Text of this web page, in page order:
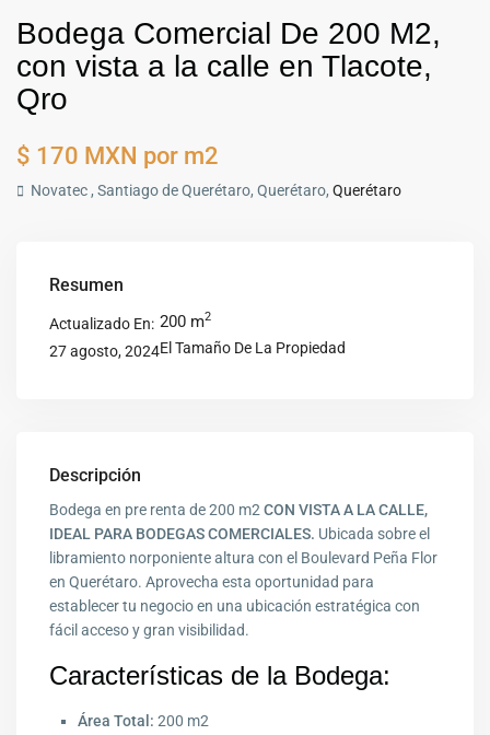
Bodega Comercial De 200 M2,
con vista a la calle en Tlacote,
Qro
$ 170 MXN por m2
Novatec , Santiago de Querétaro, Querétaro,Querétaro
Resumen
Actualizado En:
27 agosto, 2024
200 m2
El Tamaño De La Propiedad
Descripción
Bodega en pre renta de 200 m2CON VISTA A LA CALLE,
IDEAL PARA BODEGAS COMERCIALES. Ubicada sobre el
libramiento norponiente altura con el Boulevard Peña Flor
en Querétaro. Aprovecha esta oportunidad para
establecer tu negocio en una ubicación estratégica con
fácil acceso y gran visibilidad.
Características de la Bodega:
Área Total: 200 m2